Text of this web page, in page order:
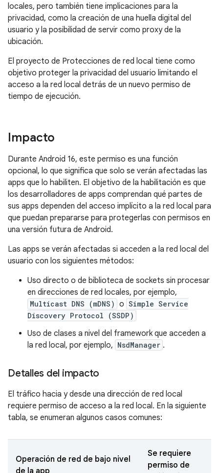
locales, pero también tiene implicaciones para la
privacidad, como la creación de una huella digital del
usuario y la posibilidad de servir como proxy de la
ubicación.
El proyecto de Protecciones de red local tiene como
objetivo proteger la privacidad del usuario limitando el
acceso a la red local detrás de un nuevo permiso de
tiempo de ejecución.
Impacto
Durante Android 16, este permiso es una función
opcional, lo que significa que solo se verán afectadas las
apps que lo habiliten. El objetivo de la habilitación es que
los desarrolladores de apps comprendan qué partes de
sus apps dependen del acceso implícito a la red local para
que puedan prepararse para protegerlas con permisos en
una versión futura de Android.
Las apps se verán afectadas si acceden a la red local del
usuario con los siguientes métodos:
Uso directo o de biblioteca de sockets sin procesar
en direcciones de red locales, por ejemplo,
Multicast DNS (mDNS) o Simple Service
Discovery Protocol (SSDP)
Uso de clases a nivel del framework que acceden a
la red local, por ejemplo, NsdManager .
Detalles del impacto
El tráfico hacia y desde una dirección de red local
requiere permiso de acceso a la red local. En la siguiente
tabla, se enumeran algunos casos comunes:
Operación de red de bajo nivel
de la app
Se requiere
permiso de